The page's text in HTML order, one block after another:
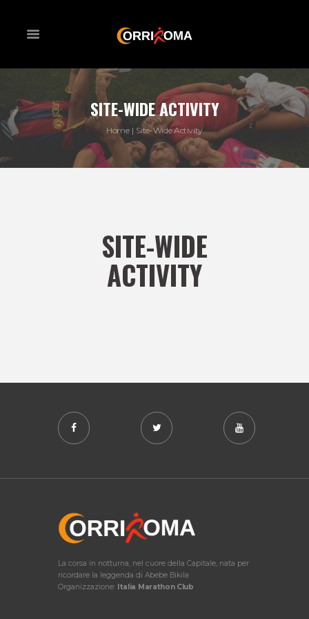
SITE-WIDE ACTIVITY
Home Site-Wide Activity
SITE-WIDE
ACTIVITY
La corsa in notturna, nel cuore della Capitale, nata per
ricordare la leggenda di Abebe Bikila
Organizzazione: Italia Marathon Club